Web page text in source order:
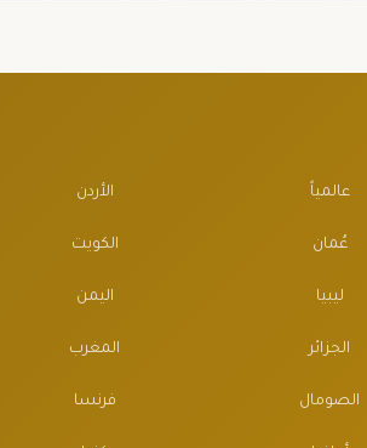
عالمياً الأردن
عُمان الكويت
ليبيا اليمن
الجزائر المغرب
الصومال فرنسا